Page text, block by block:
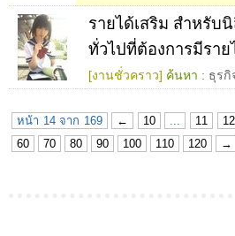
รายได้เสริม สำหรับ
ทั่วไปที่ต้องการมีรา
[งานชั่วคราว] ค้นหา : ธุรกิ
หน้า 14 จาก 169 ← 10 ... 11 12
60
70 80 90 100 110 120 →